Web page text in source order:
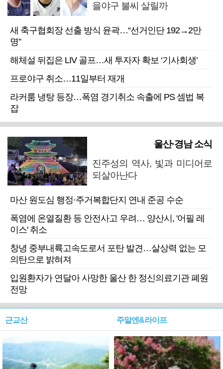
을야구 불씨 살릴까
새 축구협회장 선출 방식 윤곽…“선거인단 192→2만
명”
해체설 뒤집은 LIV 골프…새 투자자 확보 ‘기사회생’
프로야구 취소…11일부터 재개
라커룸 냉탕 등장…폭염 경기취소 속출에 PS 셈법 복
잡
울산·경남 소식
진주성의 역사, 빛과 미디어로
되살아난다
마산 원도심 행정·주거복합단지 연내 준공 수순
폭염에 온열질환 등 안전사고 우려… 양산시, '어필 레
이스' 취소
창녕 중부내륙고속도로서 포탄 발견…살상력 없는 모
의탄으로 밝혀져
입원환자가 연달아 사망한 울산 한 정신의료기관 폐원
전망
근교산 주말엔&라이프